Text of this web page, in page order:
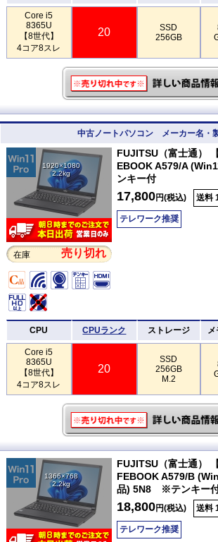
Core i5
8365U
【8世代】
4コア8スレ
20
SSD
256GB
中古ノートパソコン メーカー名・
1920×1080
2.2kg
在庫 売り切れ
FUJITSU（富士通）
EBOOK A579/A
ンキー付
17,800円(税込) 送料
テレワーク推奨
CPU CPUランク ストレージ
Core i5
8365U
【8世代】
4コア8スレ
20
SSD
256GB
M.2
1366×768
2.2kg
FUJITSU（富士通）
FEBOOK A579/B
品) 5N8 ※テンキー
18,800円(税込) 送料
テレワーク推奨